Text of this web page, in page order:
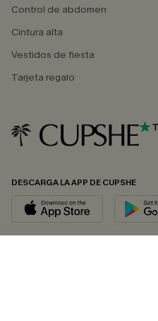
Control de abdomen
Cintura alta
Vestidos de fiesta
Tarjeta regalo
DESCARGA LA APP DE CUPSHE